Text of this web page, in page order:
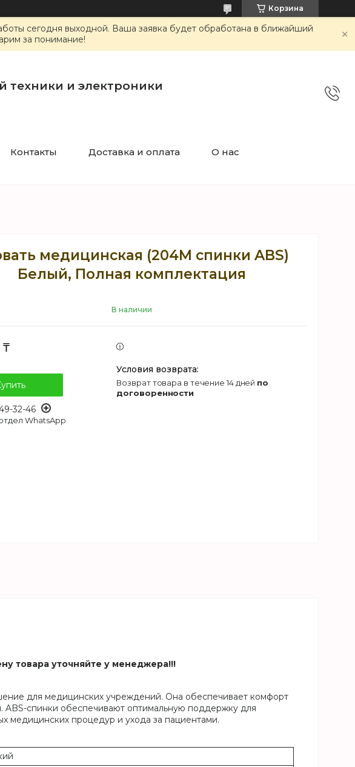
Корзина
сегодня выходной. Ваша заявка будет обработана в ближайший
за понимание!
техники и электроники
Контакты Доставка и оплата О нас
медицинская (204M спинки ABS)
Белый, Полная комплектация
В наличии
₸
32-46
WhatsApp
возврат товара в течение 14 дней по
договоренности
товара уточняйте у менеджера!!!
для медицинских учреждений. Она обеспечивает комфорт
ABS-спинки обеспечивают оптимальную поддержку для
медицинских процедур и ухода за пациентами.